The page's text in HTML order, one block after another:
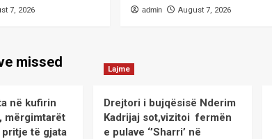
7, 2026 admin August 7, 2026
missed
në kufirin
mërgimtarët
të gjata
Lajme
Drejtori i bujqësisë Nderim
Kadrijaj sot,vizitoi fermën
e pulave ‘’Sharri’ në